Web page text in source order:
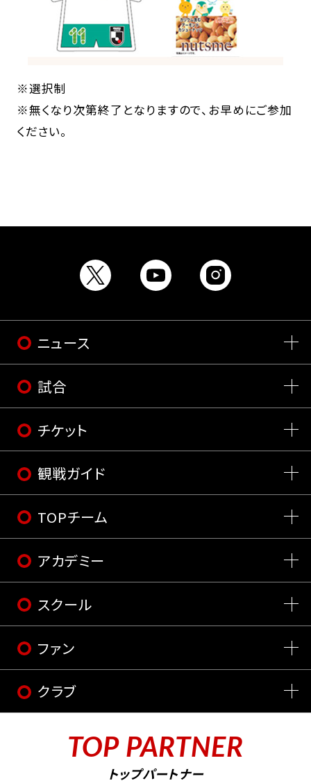
※選択制
※無くなり次第終了となりますので、お早めにご参加
ください。
ニュース
試合
チケット
観戦ガイド
TOPチーム
アカデミー
スクール
ファン
クラブ
TOP PARTNER
トップパートナー